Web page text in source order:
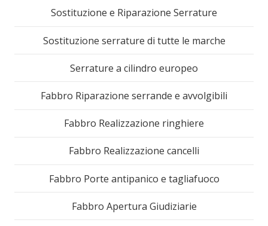
Sostituzione e Riparazione Serrature
Sostituzione serrature di tutte le marche
Serrature a cilindro europeo
Fabbro Riparazione serrande e avvolgibili
Fabbro Realizzazione ringhiere
Fabbro Realizzazione cancelli
Fabbro Porte antipanico e tagliafuoco
Fabbro Apertura Giudiziarie